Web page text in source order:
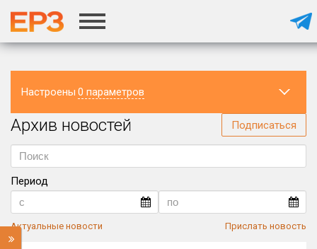
Настроены 0 параметров
Регион
Архив новостей Подписаться
Период
Актуальные новости Прислать новость